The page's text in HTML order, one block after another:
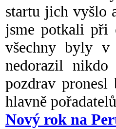
startu jich vyšlo
jsme potkali při
všechny byly v
nedorazil
pozdrav pronesl
hlavně
Nový rok na